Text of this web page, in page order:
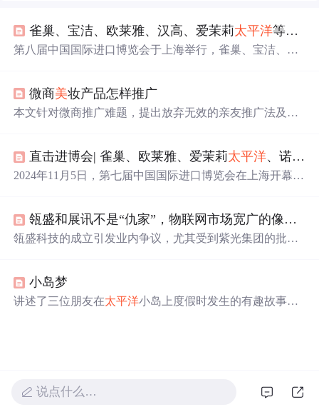
雀巢、宝洁、欧莱雅、汉高、爱茉莉太平洋等消费品巨头亮相第八届进博会 |
第八届中国国际进口博览会于上海举行，雀巢、宝洁、欧
个性化消费趋势，体现对中国市场的深度布局与长期承
诺。
微商美妆产品怎样推广
本文针对微商推广难题，提出放弃无效的亲友推广法及盲
台发布相关内容来吸引目标客户群体。
直击进博会| 雀巢、欧莱雅、爱茉莉太平洋、诺华、西门子医疗、拜耳、江森自控、霍尼韦尔、3M等全球知名企业连续第七次亮相进博会...
2024年11月5日，第七届中国国际进口博览会在上海开幕，
新品；诺华展示创新药物等，各企业均展示了自身在不同
领域的成果与实力。
瓴盛和展讯不是“仇家”，物联网市场宽广的像
太平
瓴盛科技的成立引发业内争议，尤其受到紫光集团的批
小岛梦
讲述了三位朋友在太平洋小岛上度假时发生的有趣故事，
说点什么…